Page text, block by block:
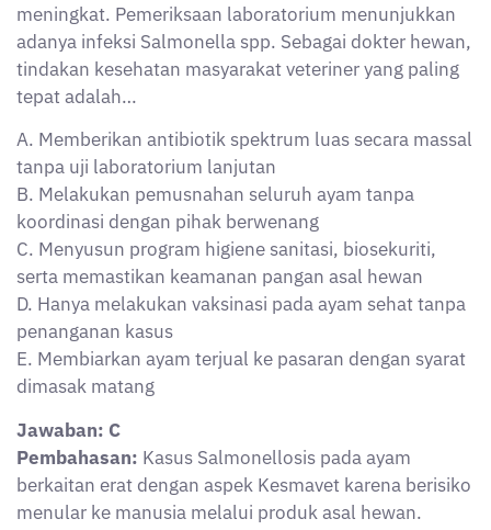
meningkat. Pemeriksaan laboratorium menunjukkan
adanya infeksi Salmonella spp. Sebagai dokter hewan,
tindakan kesehatan masyarakat veteriner yang paling
tepat adalah…
A. Memberikan antibiotik spektrum luas secara massal
tanpa uji laboratorium lanjutan
B. Melakukan pemusnahan seluruh ayam tanpa
koordinasi dengan pihak berwenang
C. Menyusun program higiene sanitasi, biosekuriti,
serta memastikan keamanan pangan asal hewan
D. Hanya melakukan vaksinasi pada ayam sehat tanpa
penanganan kasus
E. Membiarkan ayam terjual ke pasaran dengan syarat
dimasak matang
Jawaban: C
Pembahasan: Kasus Salmonellosis pada ayam
berkaitan erat dengan aspek Kesmavet karena berisiko
menular ke manusia melalui produk asal hewan.